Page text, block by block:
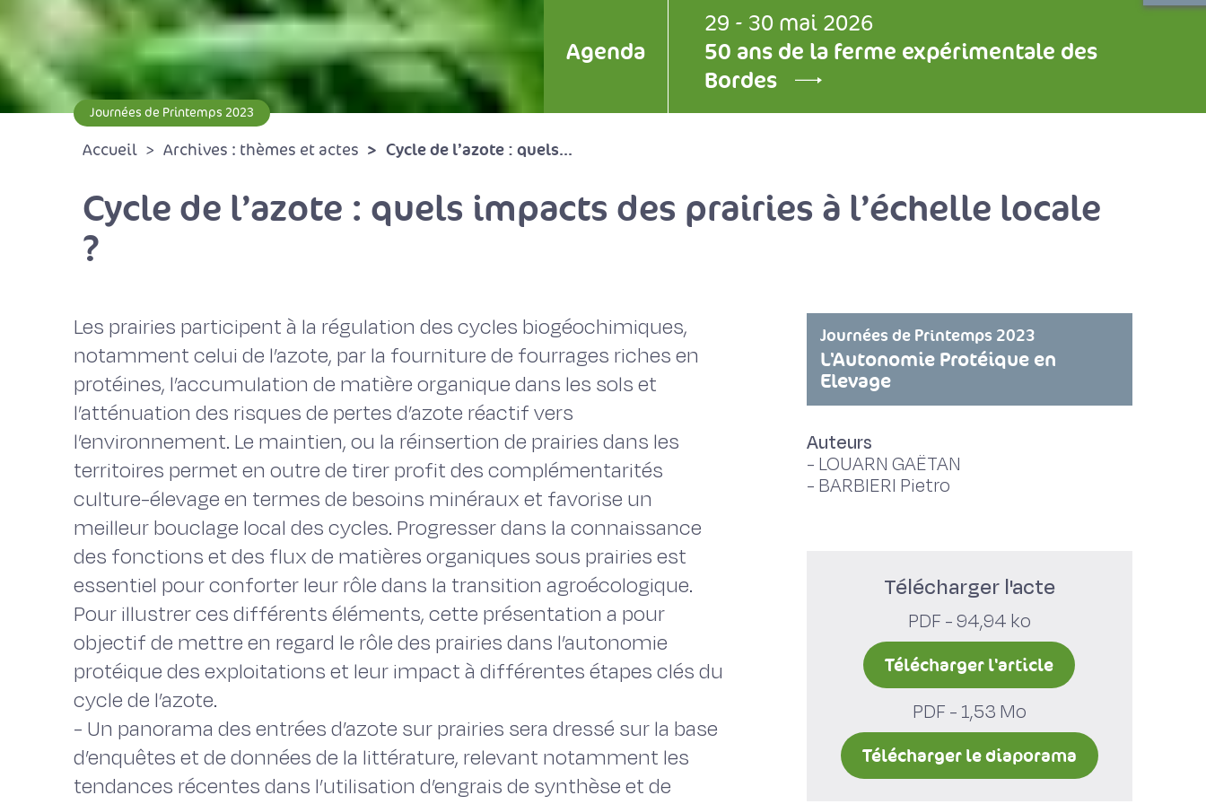
Agenda
29 - 30 mai 2026
50 ans de la ferme expérimentale des
Bordes
Journées de Printemps 2023
Accueil Archives : thèmes et actes Cycle de l’azote : quels...
Cycle de l’azote : quels impacts des prairies à l’échelle locale
?
Les prairies participent à la régulation des cycles biogéochimiques,
notamment celui de l’azote, par la fourniture de fourrages riches en
protéines, l’accumulation de matière organique dans les sols et
l’atténuation des risques de pertes d’azote réactif vers
l’environnement. Le maintien, ou la réinsertion de prairies dans les
territoires permet en outre de tirer profit des complémentarités
culture-élevage en termes de besoins minéraux et favorise un
meilleur bouclage local des cycles. Progresser dans la connaissance
des fonctions et des flux de matières organiques sous prairies est
essentiel pour conforter leur rôle dans la transition agroécologique.
Pour illustrer ces différents éléments, cette présentation a pour
objectif de mettre en regard le rôle des prairies dans l’autonomie
protéique des exploitations et leur impact à différentes étapes clés du
cycle de l’azote.
- Un panorama des entrées d’azote sur prairies sera dressé sur la base
d’enquêtes et de données de la littérature, relevant notamment les
tendances récentes dans l’utilisation d’engrais de synthèse et de
Journées de Printemps 2023
L'Autonomie Protéique en
Elevage
Auteurs
- LOUARN GAËTAN
- BARBIERI Pietro
Télécharger l'acte
PDF - 94,94 ko
Télécharger l'article
PDF - 1,53 Mo
Télécharger le diaporama